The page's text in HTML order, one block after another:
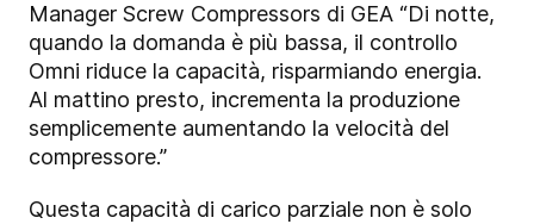
Manager Screw Compressors di GEA “Di notte,
quando la domanda è più bassa, il controllo
Omni riduce la capacità, risparmiando energia.
Al mattino presto, incrementa la produzione
semplicemente aumentando la velocità del
compressore.”
Questa capacità di carico parziale non è solo